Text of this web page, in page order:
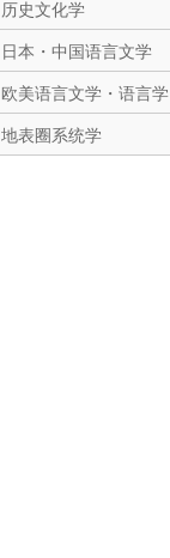
历史文化学
日本・中国语言文学
欧美语言文学・语言学
地表圈系统学